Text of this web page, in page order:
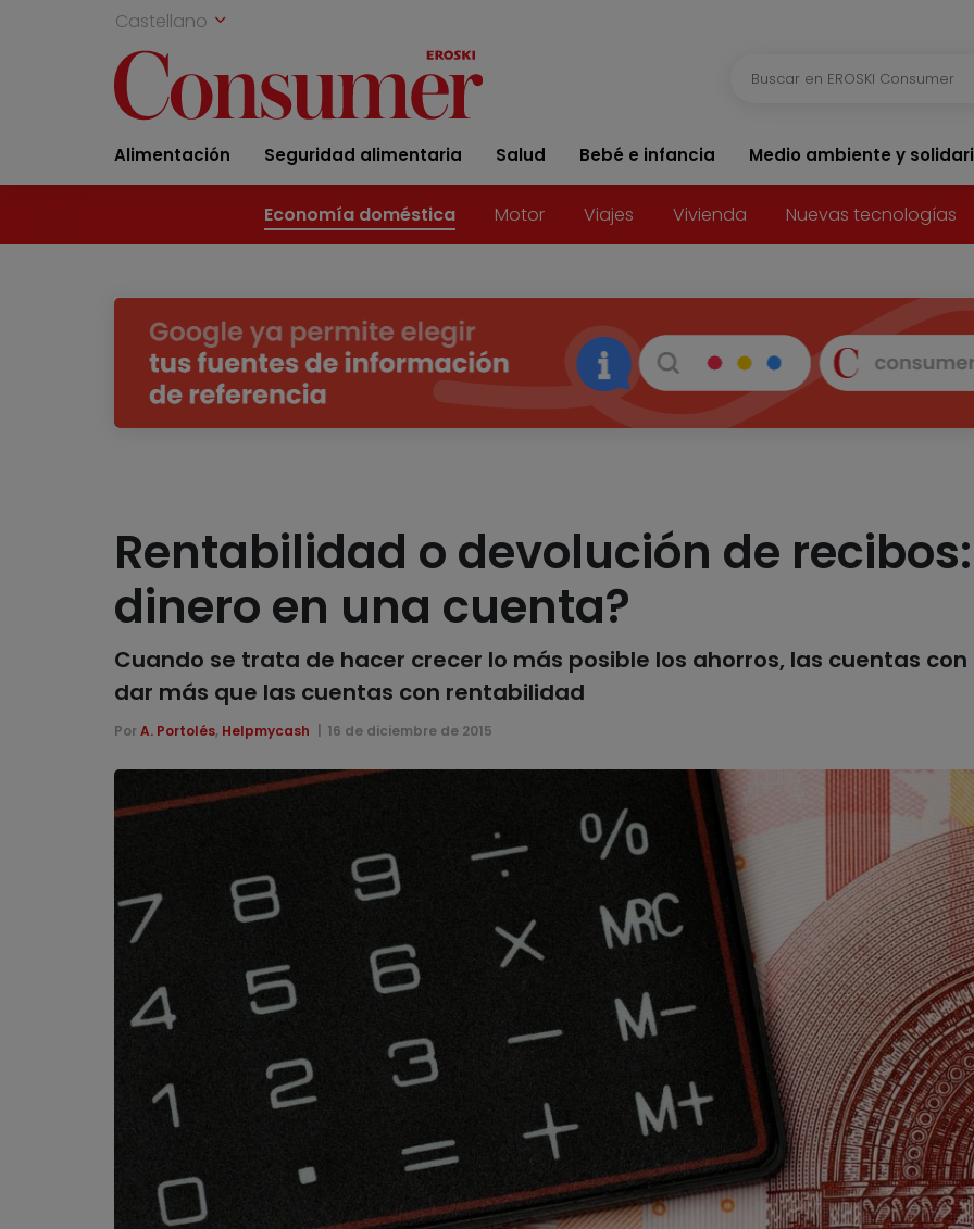
Castellano
Alimentación Seguridad alimentaria Salud Bebé e infancia Medio ambiente y
Economía doméstica Motor Viajes Vivienda Nuevas tecnologías
Rentabilidad o devolución de
dinero en una cuenta?
Cuando se trata de hacer crecer lo más posible los ahorros, las cuentas
dar más que las cuentas con rentabilidad
Por A. Portolés, Helpmycash 16 de diciembre de 2015